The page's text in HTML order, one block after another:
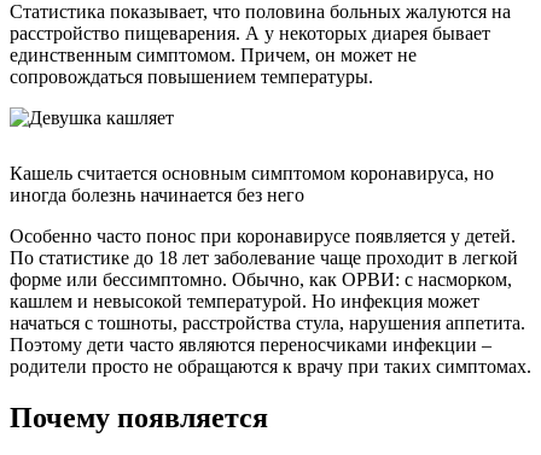
Статистика показывает, что половина больных жалуются на
расстройство пищеварения. А у некоторых диарея бывает
единственным симптомом. Причем, он может не
сопровождаться повышением температуры.
Кашель считается основным симптомом коронавируса, но
иногда болезнь начинается без него
Особенно часто понос при коронавирусе появляется у детей.
По статистике до 18 лет заболевание чаще проходит в легкой
форме или бессимптомно. Обычно, как ОРВИ: с насморком,
кашлем и невысокой температурой. Но инфекция может
начаться с тошноты, расстройства стула, нарушения аппетита.
Поэтому дети часто являются переносчиками инфекции –
родители просто не обращаются к врачу при таких симптомах.
Почему появляется